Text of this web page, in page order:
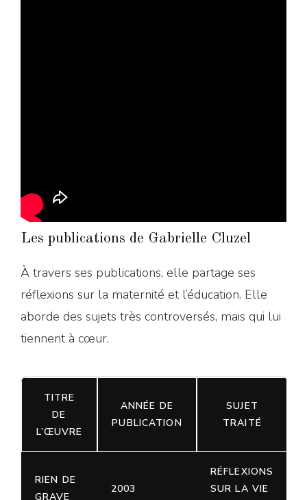
Les publications de Gabrielle Cluzel
À travers ses publications, elle partage ses
réflexions sur la maternité et l’éducation. Elle
aborde des sujets très controversés, mais qui lui
tiennent à cœur.
TITRE
DE
L’ŒUVRE
ANNÉE DE
PUBLICATION
SUJET
TRAITÉ
RIEN DE
GRAVE
2003
RÉFLEXIONS
SUR LA VIE